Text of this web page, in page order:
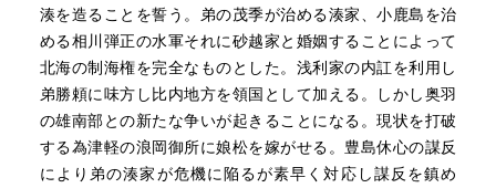
湊を造ることを誓う。弟の茂季が治める湊家、小鹿島を治
める相川弾正の水軍それに砂越家と婚姻することによって
北海の制海権を完全なものとした。浅利家の内訌を利用し
弟勝頼に味方し比内地方を領国として加える。しかし奥羽
の雄南部との新たな争いが起きることになる。現状を打破
する為津軽の浪岡御所に娘松を嫁がせる。豊島休心の謀反
により弟の湊家が危機に陥るが素早く対応し謀反を鎮め